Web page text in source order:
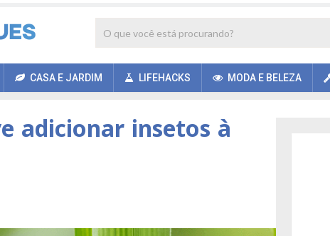
CASA E JARDIM LIFEHACKS MODA E BELEZA
adicionar insetos à